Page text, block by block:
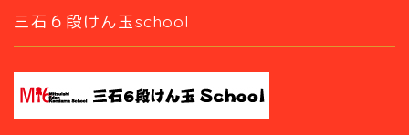
三石６段けん玉school